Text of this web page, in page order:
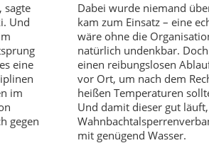
sagte
Und
eine
im
gegen
Dabei wurde niemand
kam zum Einsatz – eine
wäre ohne die
natürlich undenkbar.
einen reibungslosen
vor Ort, um nach dem
heißen Temperaturen
Und damit dieser gut
mit genügend Wasser.